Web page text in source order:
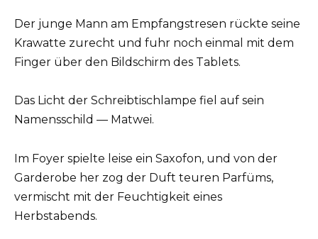
Der junge Mann am Empfangstresen rückte seine
Krawatte zurecht und fuhr noch einmal mit dem
Finger über den Bildschirm des Tablets.
Das Licht der Schreibtischlampe fiel auf sein
Namensschild — Matwei.
Im Foyer spielte leise ein Saxofon, und von der
Garderobe her zog der Duft teuren Parfüms,
vermischt mit der Feuchtigkeit eines
Herbstabends.